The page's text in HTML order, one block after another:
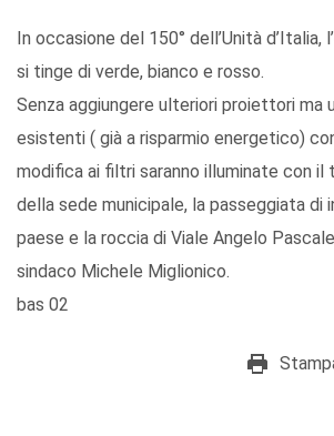
In occasione del 150° dell’Unità d’Italia,
si tinge di verde, bianco e rosso.
Senza aggiungere ulteriori proiettori ma
esistenti ( già a risparmio energetico)
modifica ai filtri saranno illuminate con
della sede municipale, la passeggiata di
paese e la roccia di Viale Angelo
sindaco Michele Miglionico.
bas 02